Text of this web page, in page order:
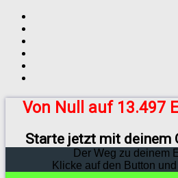
Von Null auf 13.497
Starte jetzt mit deinem
Der Weg zu deinem
Klicke auf den Button